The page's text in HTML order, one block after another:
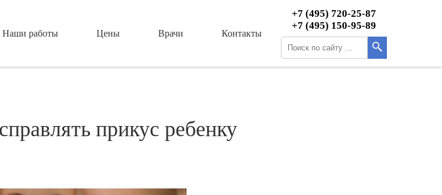
Наши работы Цены Врачи Контакты
+7 (495) 720-25-87
+7 (495) 150-95-89
прикус ребенку